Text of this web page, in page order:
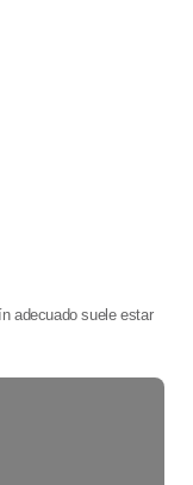
adecuado suele estar